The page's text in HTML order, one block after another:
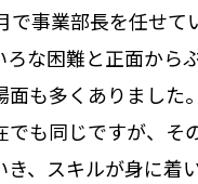
で事業部長を任せて
ろな困難と正面から
面も多くありました。
でも同じですが、そ
き、スキルが身に着